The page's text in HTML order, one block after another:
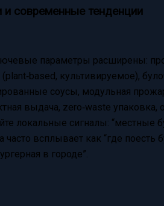
и современные тенденции
параметры расширены:
(plant‑based, культивируемое),
соусы, модульная
выдача, zero‑waste
локальные сигналы: “местные
часто всплывает как “где поесть
в городе”.